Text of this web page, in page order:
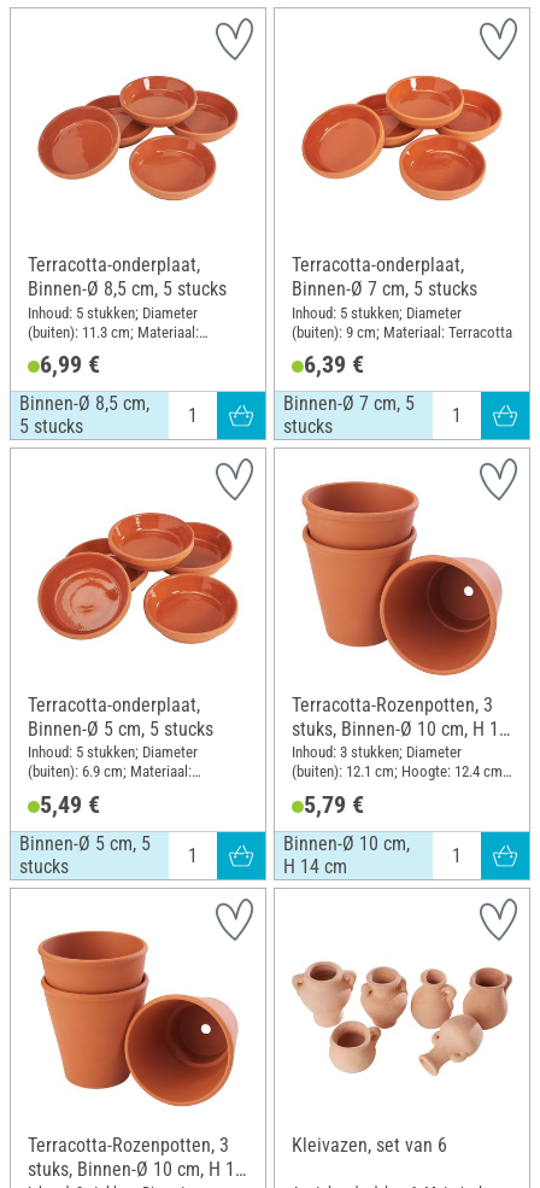
Terracotta-onderplaat,
Binnen-Ø 8,5 cm, 5 stucks
Inhoud: 5 stukken; Diameter
(buiten): 11.3 cm; Materiaal:
6,99 €
Binnen-Ø 8,5 cm,
5 stucks
Terracotta-onderplaat,
Binnen-Ø 7 cm, 5 stucks
Inhoud: 5 stukken; Diameter
(buiten): 9 cm; Materiaal: Terracotta
6,39 €
Binnen-Ø 7 cm, 5
stucks
Terracotta-onderplaat,
Binnen-Ø 5 cm, 5 stucks
Inhoud: 5 stukken; Diameter
(buiten): 6.9 cm; Materiaal:
5,49 €
Binnen-Ø 5 cm, 5
stucks
Terracotta-Rozenpotten, 3
stuks, Binnen-Ø 10 cm, H 14
cm
Inhoud: 3 stukken; Diameter
(buiten): 12.1 cm; Hoogte: 12.4 cm;
5,79 €
Binnen-Ø 10 cm,
H 14 cm
Terracotta-Rozenpotten, 3
stuks, Binnen-Ø 10 cm, H 12
Kleivazen, set van 6